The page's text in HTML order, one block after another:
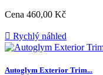
Cena 460,00 Kč
 Rychlý náhled
Autoglym Exterior Trim...